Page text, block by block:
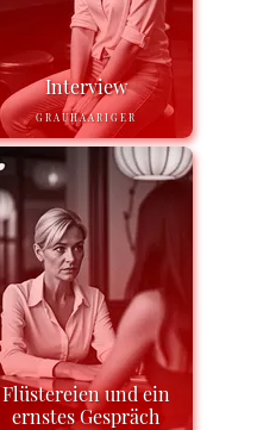
Interview
GRAUHAARIGER
Flüstereien und ein
ernstes Gespräch